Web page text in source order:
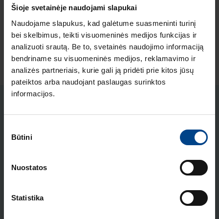
Šioje svetainėje naudojami slapukai
Naudojame slapukus, kad galėtume suasmeninti turinį
bei skelbimus, teikti visuomeninės medijos funkcijas ir
analizuoti srautą. Be to, svetainės naudojimo informaciją
bendriname su visuomeninės medijos, reklamavimo ir
analizės partneriais, kurie gali ją pridėti prie kitos jūsų
pateiktos arba naudojant paslaugas surinktos
informacijos.
pasirinkimas
Būtini
Nuostatos
Statistika
Produkto kodas: 186101
GAMINIAI
HAGER lumina intense
standartas Europoje